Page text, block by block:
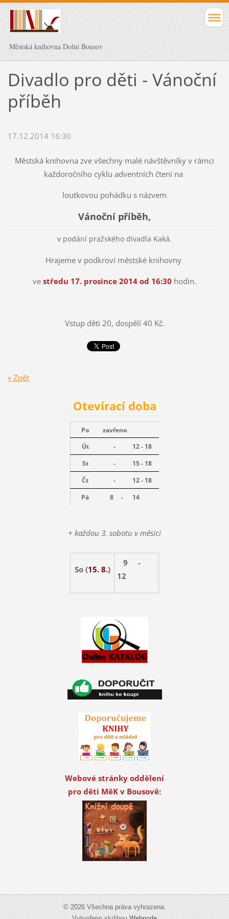
Městská knihovna Dolní Bousov
Divadlo pro děti - Vánoční
příběh
17.12.2014 16:30
Městská knihovna zve všechny malé návštěvníky v rámci
každoročního cyklu adventních čtení na
loutkovou pohádku s názvem
Vánoční příběh,
v podání pražského divadla Kaká.
Hrajeme v podkroví městské knihovny
ve středu 17. prosince 2014 od 16:30 hodin.
Vstup děti 20, dospělí 40 Kč.
« Zpět
Otevírací doba
Po
zavřeno
Út
-
12 - 18
St
-
15 - 18
Čt
-
12 - 18
Pá
8 - 14
+ každou 3. sobotu v měsíci
So (15. 8.)
9 -
12
Webové stránky oddělení
pro děti MěK v Bousově:
© 2026 Všechna práva vyhrazena.